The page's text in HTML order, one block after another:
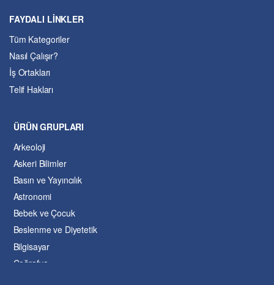
FAYDALI LİNKLER
Tüm Kategoriler
Nasıl Çalışır?
İş Ortakları
Telif Hakları
ÜRÜN GRUPLARI
Arkeoloji
Askeri Bilimler
Basın ve Yayıncılık
Astronomi
Bebek ve Çocuk
Beslenme ve Diyetetik
Bilgisayar
Coğrafya